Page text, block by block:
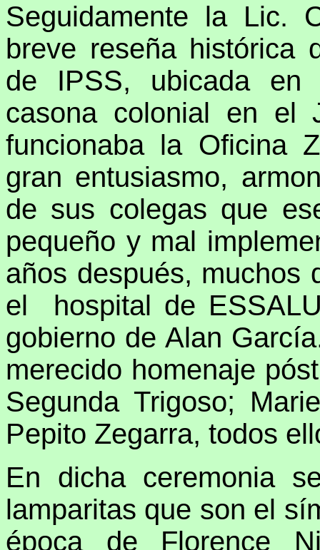
Seguidamente la Lic.
breve reseña histórica
de IPSS, ubicada
casona colonial en el
funcionaba la Oficina
gran entusiasmo,
de sus colegas que
pequeño y mal
años después, muchos
el hospital de
gobierno de Alan
merecido homenaje
Segunda Trigoso;
Pepito Zegarra, todos
En dicha ceremonia
lamparitas que son el
época de Florence